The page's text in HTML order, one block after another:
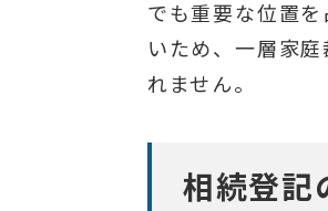
でも重要な位置
いため、一層家
れません。
相続登記